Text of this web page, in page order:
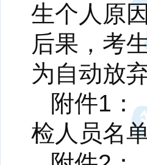
生个人原
后果，考
为自动放
附件1：
检人员名单